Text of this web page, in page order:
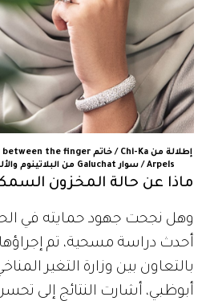
Arpels / سوار Galuchat من البلاتينوم والألماس من Van Cleef & Arpels
ماذا عن حالة المخزون
وهل نجحت جهود حمايته في
بالتعاون بين وزارة التغير
أبوظبي، أشارت النتائج إلى